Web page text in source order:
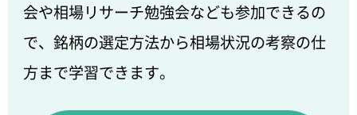
会や相場リサーチ勉強会なども参加できるの
で、銘柄の選定方法から相場状況の考察の仕
方まで学習できます。